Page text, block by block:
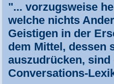
"... vorzugsweise
welche nichts
Geistigen in der
dem Mittel, dessen
auszudrücken,
Conversations-